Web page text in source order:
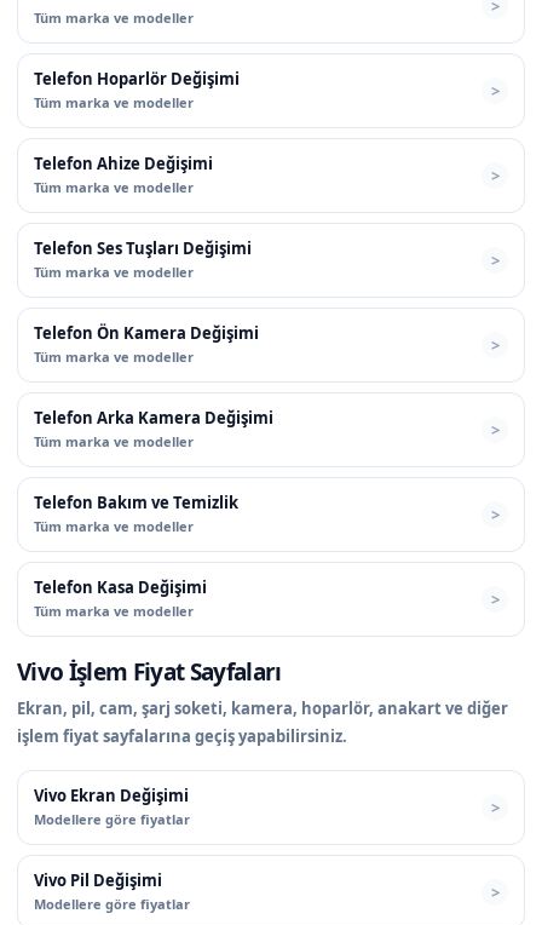
Tüm marka ve modeller
Telefon Hoparlör Değişimi
Tüm marka ve modeller
Telefon Ahize Değişimi
Tüm marka ve modeller
Telefon Ses Tuşları Değişimi
Tüm marka ve modeller
Telefon Ön Kamera Değişimi
Tüm marka ve modeller
Telefon Arka Kamera Değişimi
Tüm marka ve modeller
Telefon Bakım ve Temizlik
Tüm marka ve modeller
Telefon Kasa Değişimi
Tüm marka ve modeller
Vivo İşlem Fiyat Sayfaları
Ekran, pil, cam, şarj soketi, kamera, hoparlör, anakart ve diğer
işlem fiyat sayfalarına geçiş yapabilirsiniz.
Vivo Ekran Değişimi
Modellere göre fiyatlar
Vivo Pil Değişimi
Modellere göre fiyatlar